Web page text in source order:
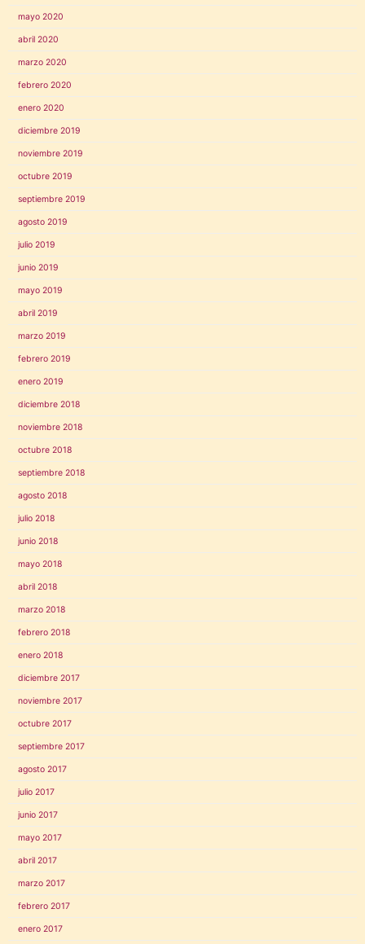
mayo 2020
abril 2020
marzo 2020
febrero 2020
enero 2020
diciembre 2019
noviembre 2019
octubre 2019
septiembre 2019
agosto 2019
julio 2019
junio 2019
mayo 2019
abril 2019
marzo 2019
febrero 2019
enero 2019
diciembre 2018
noviembre 2018
octubre 2018
septiembre 2018
agosto 2018
julio 2018
junio 2018
mayo 2018
abril 2018
marzo 2018
febrero 2018
enero 2018
diciembre 2017
noviembre 2017
octubre 2017
septiembre 2017
agosto 2017
julio 2017
junio 2017
mayo 2017
abril 2017
marzo 2017
febrero 2017
enero 2017